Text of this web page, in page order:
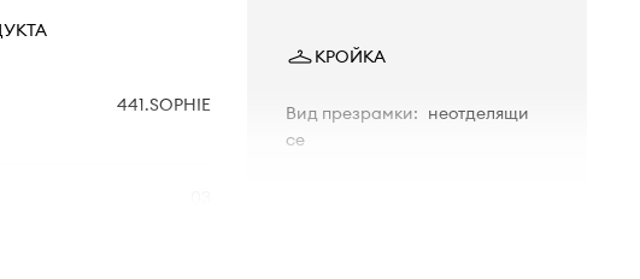
441.SOPHIE
КРОЙКА
Вид презрамки: неотделящи
се